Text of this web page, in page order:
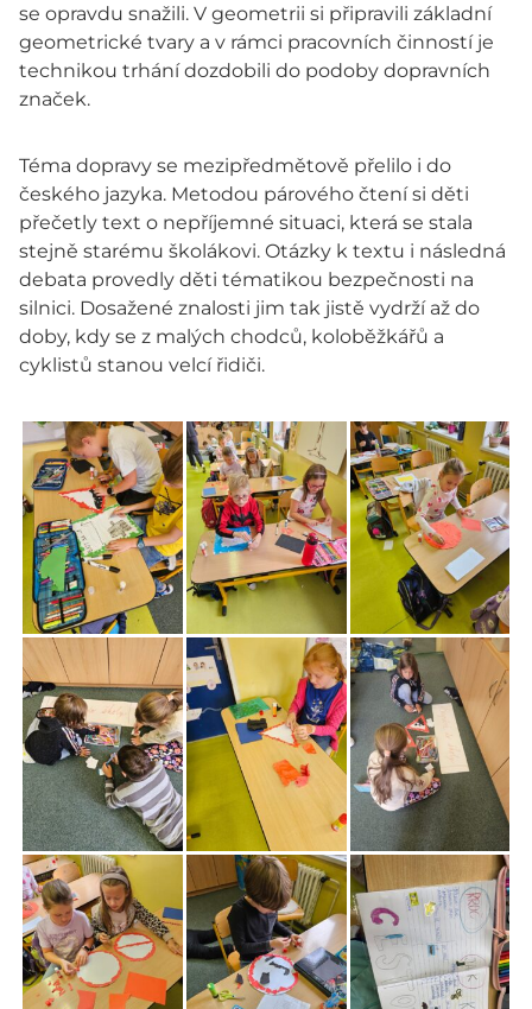
se opravdu snažili. V geometrii si připravili základní
geometrické tvary a v rámci pracovních činností je
technikou trhání dozdobili do podoby dopravních
značek.
Téma dopravy se mezipředmětově přelilo i do
českého jazyka. Metodou párového čtení si děti
přečetly text o nepříjemné situaci, která se stala
stejně starému školákovi. Otázky k textu i následná
debata provedly děti tématikou bezpečnosti na
silnici. Dosažené znalosti jim tak jistě vydrží až do
doby, kdy se z malých chodců, koloběžkářů a
cyklistů stanou velcí řidiči.